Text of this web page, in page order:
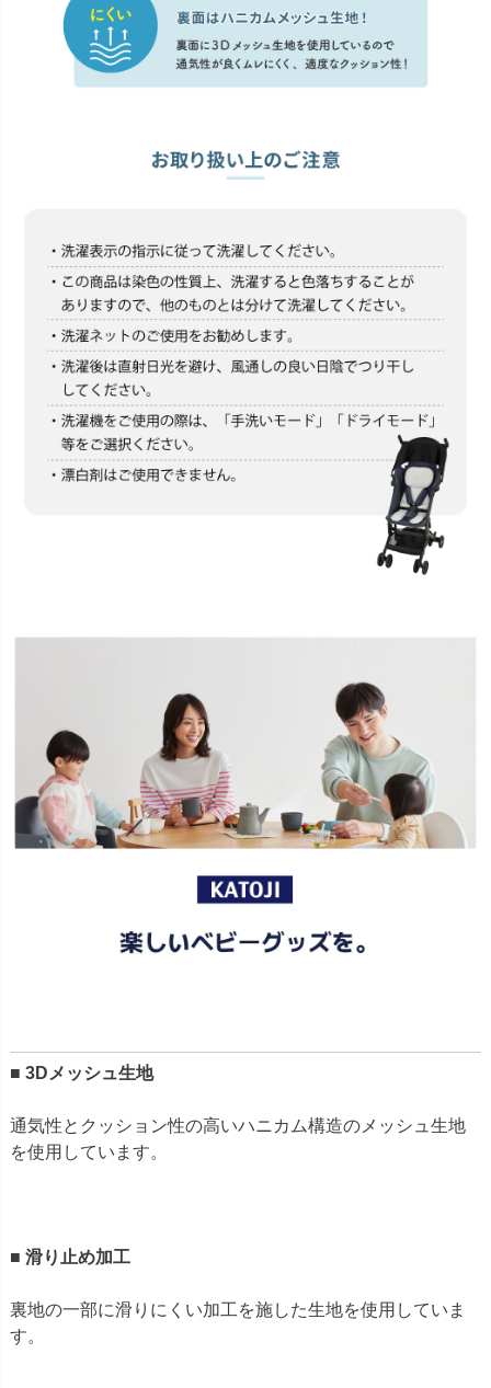
■ 3Dメッシュ生地
通気性とクッション性の高いハニカム構造のメッシュ生地
を使用しています。
■ 滑り止め加工
裏地の一部に滑りにくい加工を施した生地を使用していま
す。